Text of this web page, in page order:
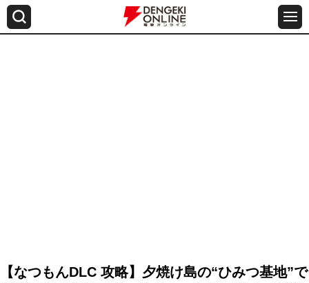
【なつもんDLC 攻略】夕焼け島の“ひみつ基地”で